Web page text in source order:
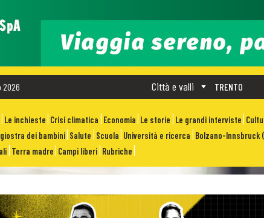
2026 TRENTO
Città e valli
Le inchieste Crisi climatica Economia Le storie Le grandi interviste
dei bambini Salute Scuola Università e ricerca Bolzano-Innsbruck
Terra madre Campi liberi Rubriche